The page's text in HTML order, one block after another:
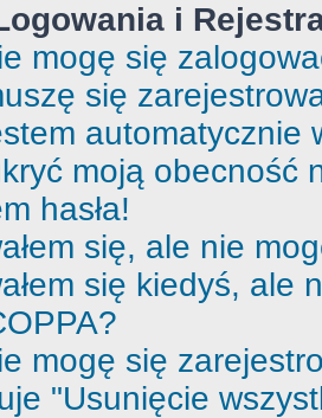
i
mogę się
się
automatycznie
moją obecność
hasła!
się, ale nie
się kiedyś, ale
mogę się
"Usunięcie